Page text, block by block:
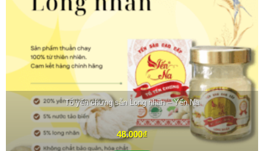
Tổ yến chưng sẵn Long nhãn – Yến Na
48.000₫